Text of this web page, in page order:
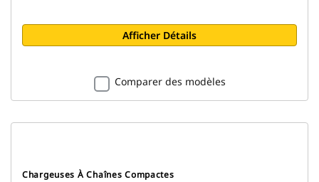
Afficher Détails
Comparer des modèles
Chargeuses À Chaînes Compactes